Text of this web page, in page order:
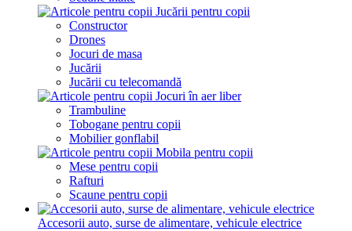
Jucării pentru copii
Constructor
Drones
Jocuri de masa
Jucării
Jucării cu telecomandă
Jocuri în aer liber
Trambuline
Tobogane pentru copii
Mobilier gonflabil
Mobila pentru copii
Mese pentru copii
Rafturi
Scaune pentru copii
Accesorii auto, surse de alimentare, vehicule electrice